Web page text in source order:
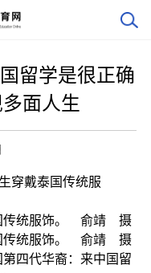
留学是很正确
面人生
传统服饰。 俞靖 摄
传统服饰。 俞靖 摄
四代华裔：来中国留